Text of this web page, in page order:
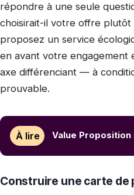
répondre à une seule
choisirait-il votre offre plutôt
proposez un service
en avant votre engagement
axe différenciant — à
prouvable.
À lire Value Proposition
Construire une carte